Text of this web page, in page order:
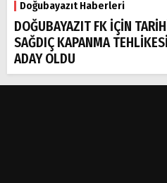
Doğubayazıt Haberleri
DOĞUBAYAZIT FK İÇİN
SAĞDIÇ KAPANMA
ADAY OLDU